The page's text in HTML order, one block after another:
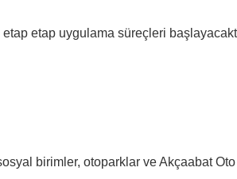
etap uygulama süreçleri
birimler, otoparklar ve Akçaabat